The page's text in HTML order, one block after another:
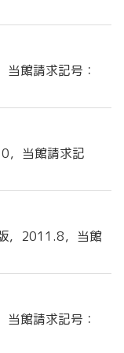
館請求記号：
，当館請求記
，2011.8，当館
館請求記号：